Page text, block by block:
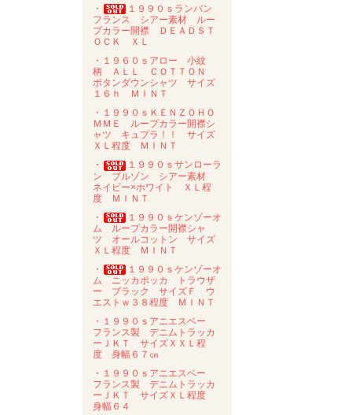
・
１９９０ｓランバン
フランス シアー素材 ルー
プカラー開襟 ＤＥＡＤＳＴ
ＯＣＫ ＸＬ
・１９６０ｓアロー 小紋
柄 ＡＬＬ ＣＯＴＴＯＮ
ボタンダウンシャツ サイズ
１６ｈ ＭＩＮＴ
・１９９０ｓＫＥＮＺＯＨＯ
ＭＭＥ ループカラー開襟シ
ャツ キュプラ！！ サイズ
ＸＬ程度 ＭＩＮＴ
・
１９９０ｓサンローラ
ン ブルゾン シアー素材
ネイビー×ホワイト ＸＬ程
度 ＭＩＮＴ
・
１９９０ｓケンゾーオ
ム ループカラー開襟シャ
ツ オールコットン サイズ
ＸＬ程度 ＭＩＮＴ
・
１９９０ｓケンゾーオ
ム ニッカポッカ トラウザ
ー ブラック サイズＦ ウ
エストｗ３８程度 ＭＩＮＴ
・１９９０ｓアニエスベー
フランス製 デニムトラッカ
ーＪＫＴ サイズＸＸＬ程
度 身幅６７㎝
・１９９０ｓアニエスベー
フランス製 デニムトラッカ
ーＪＫＴ サイズＸＬ程度
身幅６４